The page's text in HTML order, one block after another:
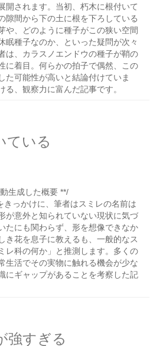
開されます。当初、朽木に根付いて
隙間から下の土に根を下ろしている
や、どのように種子がこの狭い空間
眠種子なのか、といった疑問が次々
は、カラスノエンドウの種子が鞘の
に着目。何らかの拍子で偶然、この
た可能性が高いと結論付けていま
、観察力に富んだ記事です。
ている
生成した概要 **/
きっかけに、筆者はスミレの名前は
が意外と知られていない現状に気づ
たにも関わらず、形を想像できなか
き花を息子に教えるも、一般的なス
レ科の何か」と推測します。多くの
生活でその実物に触れる機会が少な
にギャップがあることを考察した記
強すぎる